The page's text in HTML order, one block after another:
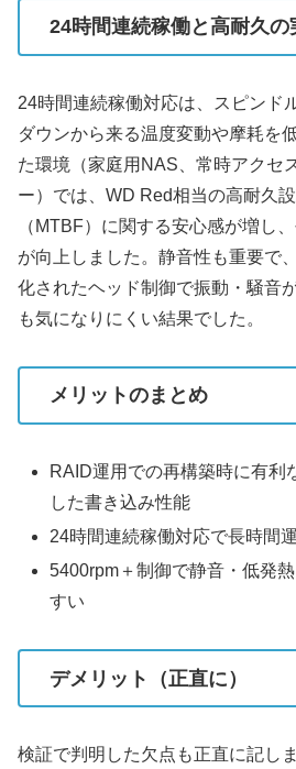
24時間連続稼働と高耐久の
24時間連続稼働対応は、スピンド
ダウンから来る温度変動や摩耗を
た環境（家庭用NAS、常時アクセ
ー）では、WD Red相当の高耐久
（MTBF）に関する安心感が増し
が向上しました。静音性も重要で
化されたヘッド制御で振動・騒音
も気になりにくい結果でした。
メリットのまとめ
RAID運用での再構築時に有利
した書き込み性能
24時間連続稼働対応で長時間
5400rpm＋制御で静音・低発
すい
デメリット（正直に）
検証で判明した欠点も正直に記し